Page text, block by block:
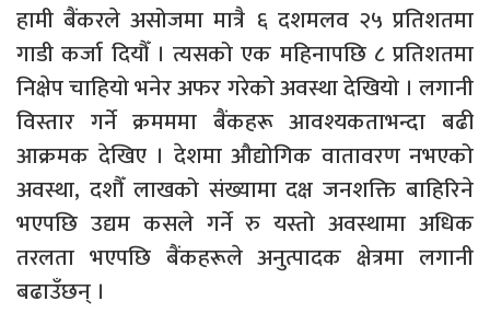
हामी बैंकरले असोजमा मात्रै ६ दशमलव २५ प्रतिशतमा
गाडी कर्जा दियौँ । त्यसको एक महिनापछि ८ प्रतिशतमा
निक्षेप चाहियो भनेर अफर गरेको अवस्था देखियो । लगानी
विस्तार गर्ने क्रमममा बैंकहरू आवश्यकताभन्दा बढी
आक्रमक देखिए । देशमा औद्योगिक वातावरण नभएको
अवस्था, दशौँ लाखको संख्यामा दक्ष जनशक्ति बाहिरिने
भएपछि उद्यम कसले गर्ने रु यस्तो अवस्थामा अधिक
तरलता भएपछि बैंकहरूले अनुत्पादक क्षेत्रमा लगानी
बढाउँछन् ।